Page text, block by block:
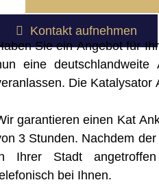
Kontakt aufnehmen
Sie ein Angebot für
eine deutschlandweite
Die Katalysator
garantieren einen Kat
3 Stunden. Nachdem
Ihrer Stadt
bei Ihnen.